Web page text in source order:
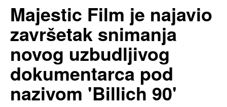
Majestic Film je najavio
završetak snimanja
novog uzbudljivog
dokumentarca pod
nazivom 'Billich 90'